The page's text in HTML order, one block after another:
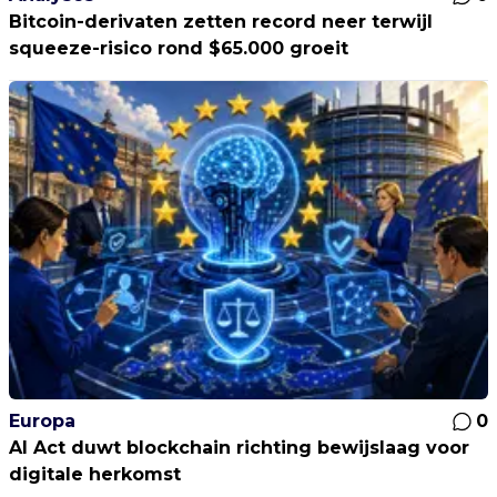
Bitcoin-derivaten zetten record neer terwijl
squeeze-risico rond $65.000 groeit
Europa
0
AI Act duwt blockchain richting bewijslaag voor
digitale herkomst